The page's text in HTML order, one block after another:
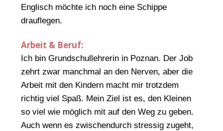
Englisch möchte ich noch eine Schippe
drauflegen.
Arbeit & Beruf:
Ich bin Grundschullehrerin in Poznan. Der Job
zehrt zwar manchmal an den Nerven, aber die
Arbeit mit den Kindern macht mir trotzdem
richtig viel Spaß. Mein Ziel ist es, den Kleinen
so viel wie möglich mit auf den Weg zu geben.
Auch wenn es zwischendurch stressig zugeht,